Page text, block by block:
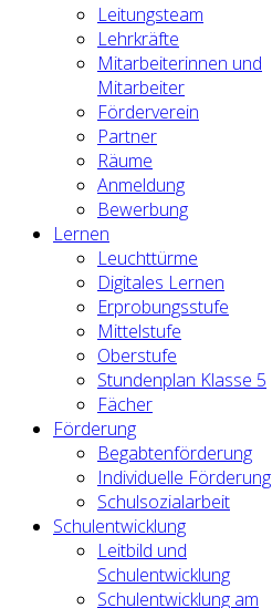
Leitungsteam
Lehrkräfte
Mitarbeiterinnen und
Mitarbeiter
Förderverein
Partner
Räume
Anmeldung
Bewerbung
Lernen
Leuchttürme
Digitales Lernen
Erprobungsstufe
Mittelstufe
Oberstufe
Stundenplan Klasse 5
Fächer
Förderung
Begabtenförderung
Individuelle Förderung
Schulsozialarbeit
Schulentwicklung
Leitbild und
Schulentwicklung
Schulentwicklung am